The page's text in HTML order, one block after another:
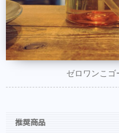
ができます。
美容師の方に
モーション特
【Routine 】メ
ゼロワンこゴ
推奨商品